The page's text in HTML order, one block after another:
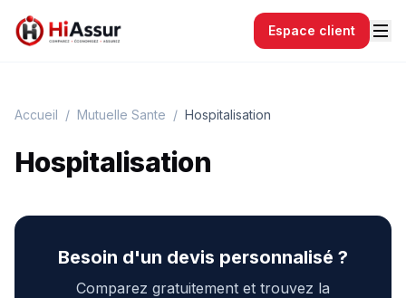
Espace client
Accueil / Mutuelle Sante / Hospitalisation
Hospitalisation
Besoin d'un devis personnalisé ?
Comparez gratuitement et trouvez la